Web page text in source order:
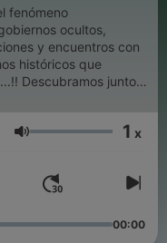
fenómeno
ocultos,
y encuentros con
históricos que
Descubramos juntos
Extraterrestre...
Volumen 1 x
00:00